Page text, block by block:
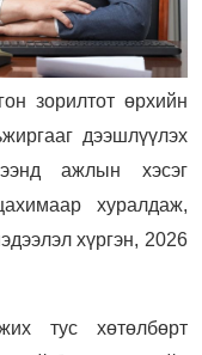
зорилтот өрхийн
дээшлүүлэх
ажлын хэсэг
хуралдаж,
хүргэн, 2026
тус хөтөлбөрт